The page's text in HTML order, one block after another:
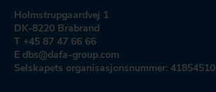
Holmstrupgaardvej 1
DK-8220 Brabrand
T +45 87 47 66 66
E dbs@dafa-group.com
Selskapets organisasjonsnummer: 41854510